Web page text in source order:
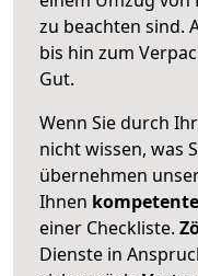
zu beachten sind.
bis hin zum
Gut.
Wenn Sie durch
nicht wissen, was
übernehmen
Ihnen
einer Checkliste.
Dienste in